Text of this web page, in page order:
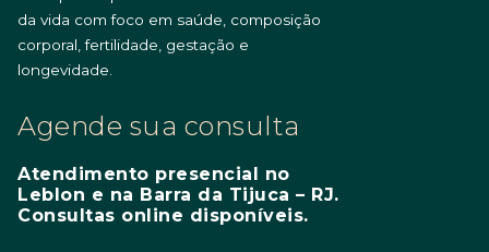
da vida com foco em saúde, composição
corporal, fertilidade, gestação e
longevidade.
Agende sua consulta
Atendimento presencial no
Leblon e na Barra da Tijuca – RJ.
Consultas online disponíveis.